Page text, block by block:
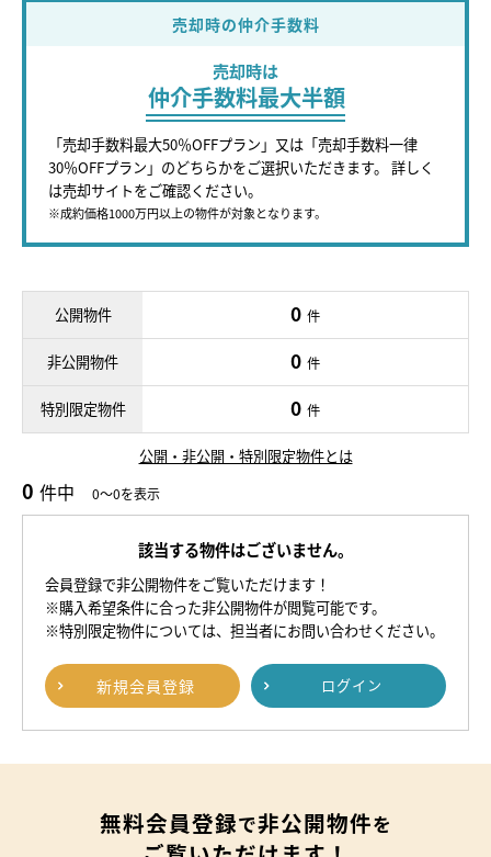
売却時の仲介手数料
売却時は
仲介手数料最大半額
「売却手数料最大50％OFFプラン」又は「売却手数料一律
30％OFFプラン」のどちらかをご選択いただきます。 詳しく
は売却サイトをご確認ください。
※成約価格1000万円以上の物件が対象となります。
公開物件 0 件
非公開物件 0 件
特別限定物件 0 件
公開・非公開・特別限定物件とは
0 件中 0～0を表示
該当する物件はございません。
会員登録で非公開物件をご覧いただけます！
※購入希望条件に合った非公開物件が閲覧可能です。
※特別限定物件については、担当者にお問い合わせください。
新規会員登録 ログイン
無料会員登録で非公開物件を